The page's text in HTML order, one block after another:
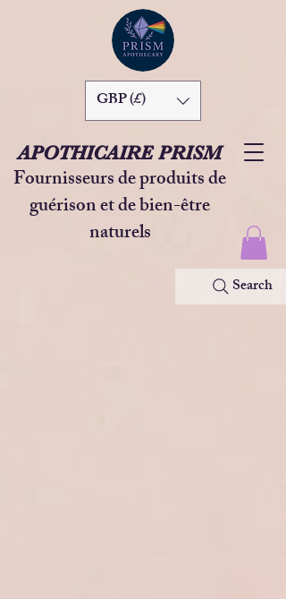
APOTHICAIRE PRISM
Fournisseurs de produits de
guérison et de bien-être
naturels
Search
GBP (£)